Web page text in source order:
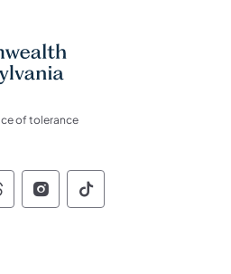
of tolerance
Pennsylvania Social
of Pennsylvania
of Pennsylvania
of
Commonwealth of
Commonwealth
Pennsylvania Social
of Pennsylvania
of Pennsylvania